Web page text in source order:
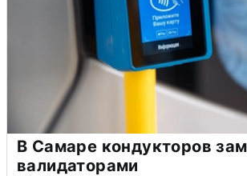
В Самаре кондукторов
валидаторами